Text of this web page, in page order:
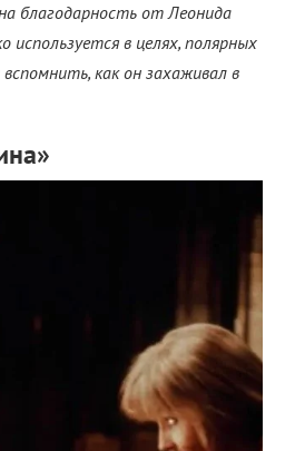
благодарность от Леонида
используется в целях, полярных
как он захаживал в